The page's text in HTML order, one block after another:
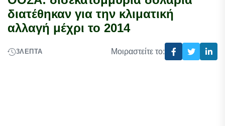
διατέθηκαν για την κλιματική
αλλαγή μέχρι το 2014
3ΛΕΠΤΆ Μοιραστείτε το: